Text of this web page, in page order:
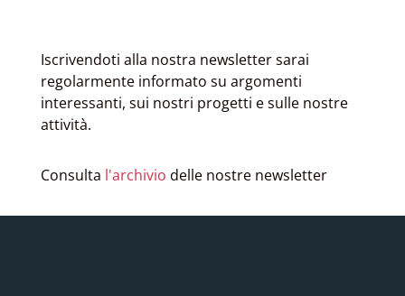
Iscrivendoti alla nostra newsletter sarai
regolarmente informato su argomenti
interessanti, sui nostri progetti e sulle nostre
attività.
Consulta l'archivio delle nostre newsletter